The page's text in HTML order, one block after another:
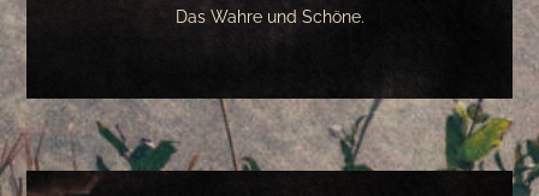
Das Wahre und Schöne.